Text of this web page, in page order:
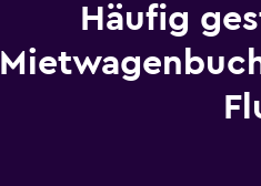
Häufig